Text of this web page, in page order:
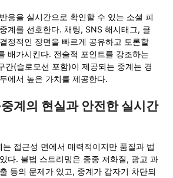
응을 실시간으로 확인할 수 있는 소셜 피
계를 선호한다. 채팅, SNS 해시태그, 클
정적인 장면을 빠르게 공유하고 토론할
배가시킨다. 전술적 포인트를 강조하는
간(슬로모션 포함)이 제공되는 중계는 경
에서 높은 가치를 제공한다.
계의 현실과 안전한 실시간
접근성 면에서 매력적이지만 품질과 법
다. 불법 스트리밍은 종종 저화질, 광고 과
등의 문제가 있고, 중계가 갑자기 차단되